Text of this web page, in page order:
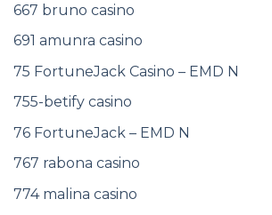
667 bruno casino
691 amunra casino
75 FortuneJack Casino – EMD N
755-betify casino
76 FortuneJack – EMD N
767 rabona casino
774 malina casino